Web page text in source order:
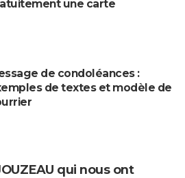
une carte
de condoléances :
de textes et modèle de
qui nous ont